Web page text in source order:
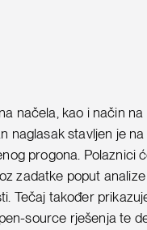
načela, kao i način na
naglasak stavljen je
progona. Polaznici
zadatke poput
Tečaj također
source rješenja te